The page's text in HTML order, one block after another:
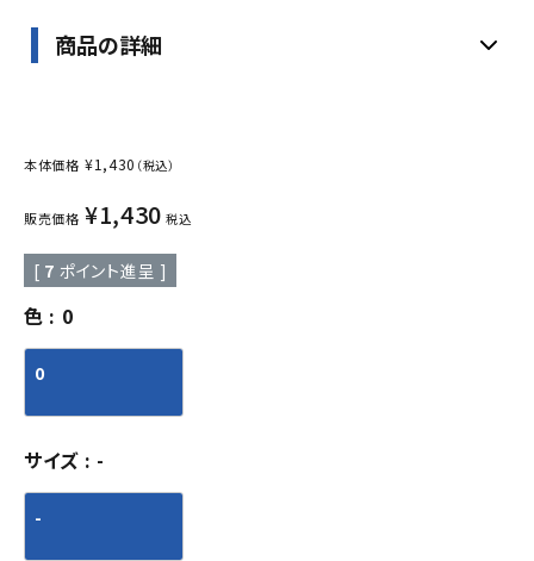
商品の詳細
本体価格 ¥1,430 （税込）
販売価格 ¥1,430 税込
[ 7 ポイント進呈 ]
色 0
0
サイズ -
-